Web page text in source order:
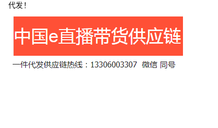
代发！